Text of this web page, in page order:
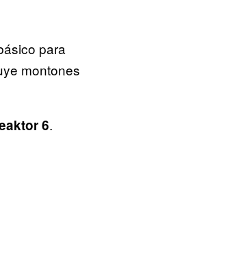
para
montones
6.